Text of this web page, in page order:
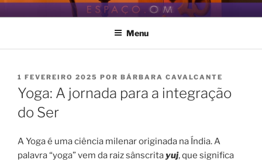
Pular
paraESPAÇO.OM
Seja bem vindo ao nosso espaço de Bem Estar
Menu
PUBLICADO
EM
1 FEVEREIRO 2025 POR BÁRBARA CAVALCANTE
Yoga: A jornada para a integração
do Ser
A Yoga é uma ciência milenar originada na Índia. A
palavra “yoga” vem da raiz sânscritayuj, que significa